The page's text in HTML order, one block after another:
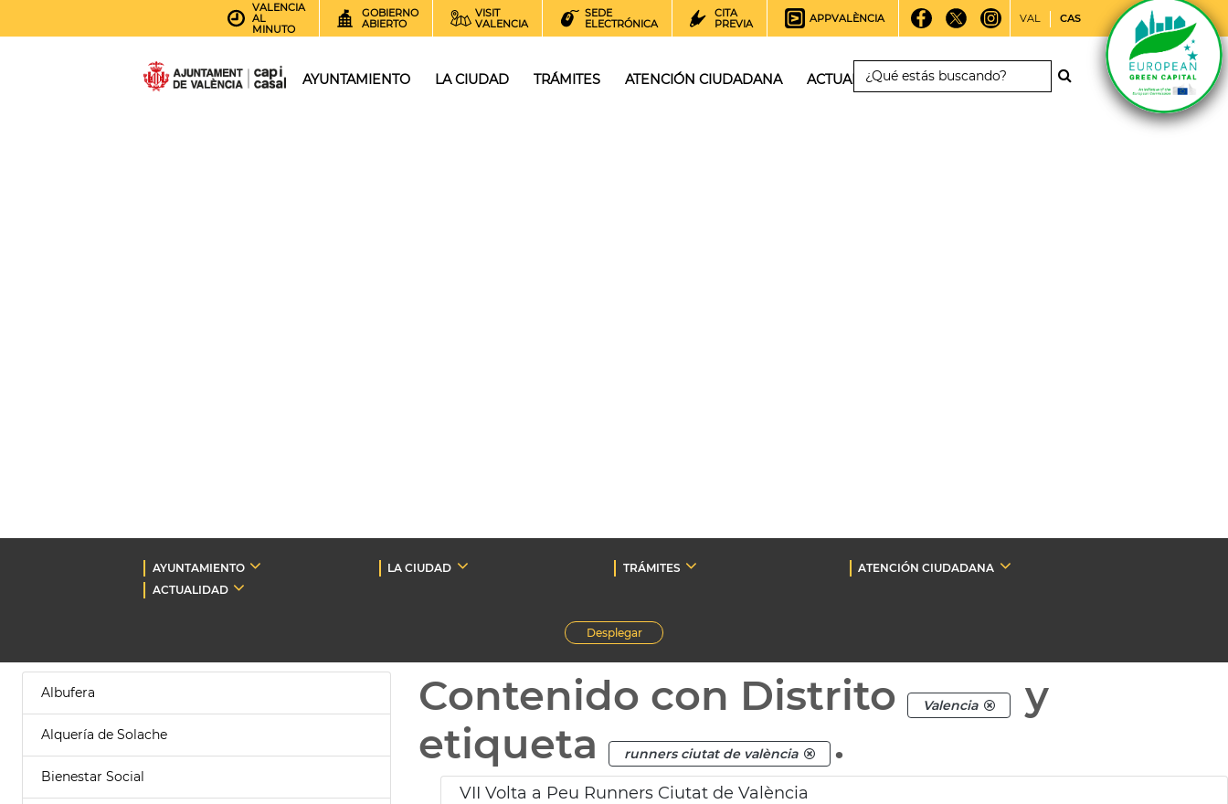
VALENCIA
AL
MINUTO
GOBIERNO
ABIERTO
VISIT
VALENCIA
SEDE
ELECTRÓNICA
CITA
PREVIA
APPVALÈNCIA VAL CAS
AYUNTAMIENTO LA CIUDAD TRÁMITES ATENCIÓN CIUDADANA ACTUALIDAD
AYUNTAMIENTO LA CIUDAD TRÁMITES
ATENCIÓN CIUDADANA
ACTUALIDAD
Desplegar
Albufera
Alquería de Solache
Bienestar Social
Contenido con Distrito Valencia
y
etiqueta
runners ciutat de valència .
VII Volta a Peu Runners Ciutat de València